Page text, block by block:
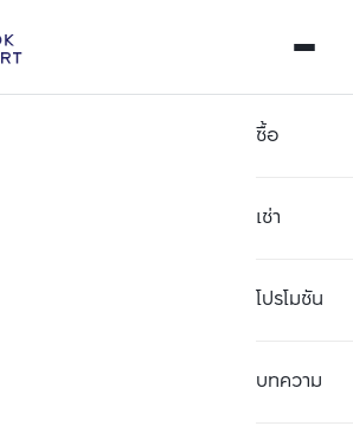
ซื้อ
เช่า
โปรโมชัน
บทความ